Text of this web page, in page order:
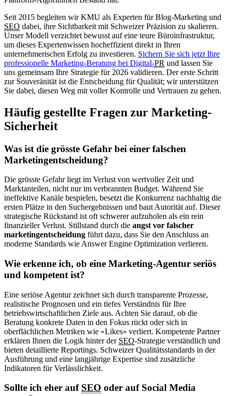
Seit 2015 begleiten wir KMU als Experten für Blog-Marketing und
SEO dabei, ihre Sichtbarkeit mit Schweizer Präzision zu skalieren.
Unser Modell verzichtet bewusst auf eine teure Büroinfrastruktur,
um dieses Expertenwissen hocheffizient direkt in Ihren
unternehmerischen Erfolg zu investieren. Sichern Sie sich jetzt Ihre
professionelle Marketing-Beratung bei Digital-PR und lassen Sie
uns gemeinsam Ihre Strategie für 2026 validieren. Der erste Schritt
zur Souveränität ist die Entscheidung für Qualität; wir unterstützen
Sie dabei, diesen Weg mit voller Kontrolle und Vertrauen zu gehen.
Häufig gestellte Fragen zur Marketing-
Sicherheit
Was ist die grösste Gefahr bei einer falschen
Marketingentscheidung?
Die grösste Gefahr liegt im Verlust von wertvoller Zeit und
Marktanteilen, nicht nur im verbrannten Budget. Während Sie
ineffektive Kanäle bespielen, besetzt die Konkurrenz nachhaltig die
ersten Plätze in den Suchergebnissen und baut Autorität auf. Dieser
strategische Rückstand ist oft schwerer aufzuholen als ein rein
finanzieller Verlust. Stillstand durch die angst vor falscher
marketingentscheidung führt dazu, dass Sie den Anschluss an
moderne Standards wie Answer Engine Optimization verlieren.
Wie erkenne ich, ob eine Marketing-Agentur seriös
und kompetent ist?
Eine seriöse Agentur zeichnet sich durch transparente Prozesse,
realistische Prognosen und ein tiefes Verständnis für Ihre
betriebswirtschaftlichen Ziele aus. Achten Sie darauf, ob die
Beratung konkrete Daten in den Fokus rückt oder sich in
oberflächlichen Metriken wie «Likes» verliert. Kompetente Partner
erklären Ihnen die Logik hinter der SEO-Strategie verständlich und
bieten detaillierte Reportings. Schweizer Qualitätsstandards in der
Ausführung und eine langjährige Expertise sind zusätzliche
Indikatoren für Verlässlichkeit.
Sollte ich eher auf SEO oder auf Social Media